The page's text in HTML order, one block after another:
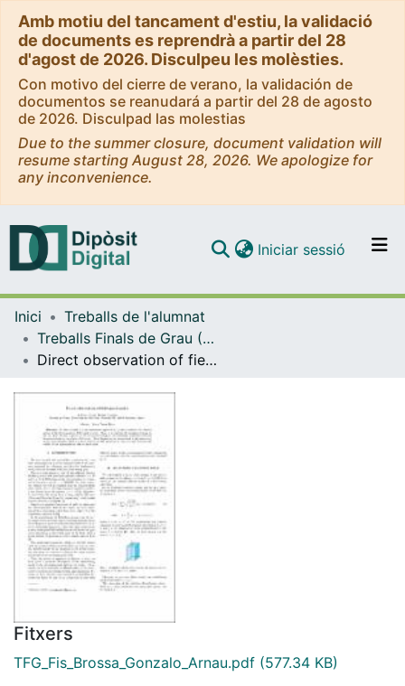
Amb motiu del tancament d'estiu, la validació
de documents es reprendrà a partir del 28
d'agost de 2026. Disculpeu les molèsties.
Con motivo del cierre de verano, la validación de
documentos se reanudará a partir del 28 de agosto
de 2026. Disculpad las molestias
Due to the summer closure, document validation will
resume starting August 28, 2026. We apologize for
any inconvenience.
Navega per tot el DD
Com publicar
Iniciar sessió (current)
Inici
Treballs de l'alumnat
Treballs Finals de Grau (TFG) - Física
Direct observation of field quantization
Fitxers
TFG_Fis_Brossa_Gonzalo_Arnau.pdf (577.34 KB)